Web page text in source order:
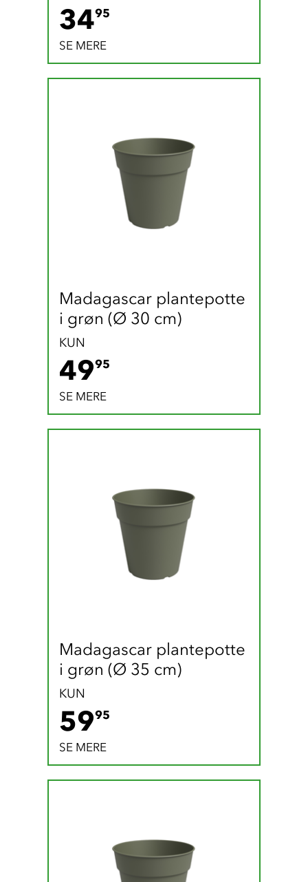
3495
SE MERE
Madagascar plantepotte
i grøn (Ø 30 cm)
KUN
4995
SE MERE
Madagascar plantepotte
i grøn (Ø 35 cm)
KUN
5995
SE MERE